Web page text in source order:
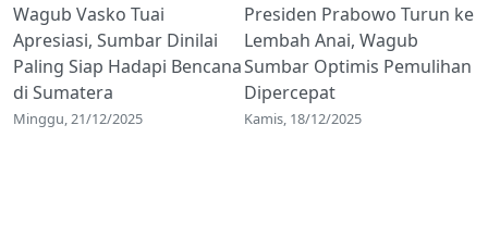
Wagub Vasko Tuai
Apresiasi, Sumbar Dinilai
Paling Siap Hadapi Bencana
di Sumatera
Minggu, 21/12/2025
Presiden Prabowo Turun ke
Lembah Anai, Wagub
Sumbar Optimis Pemulihan
Dipercepat
Kamis, 18/12/2025